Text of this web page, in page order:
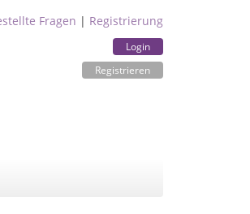
Fragen | Registrierung
Login
Registrieren